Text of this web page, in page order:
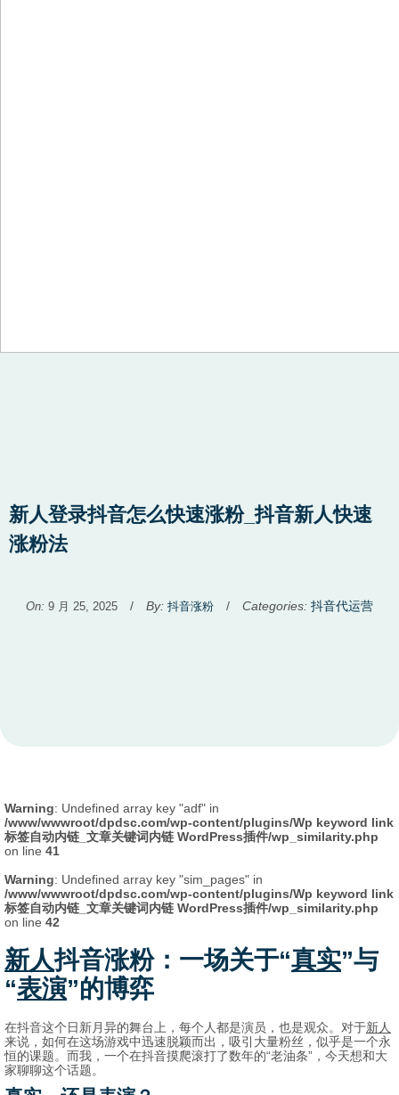
新人登录抖音怎么快速涨粉_抖音新人快速
涨粉法
On: 9 月 25, 2025 / By: 抖音涨粉 / Categories: Used
抖音代运营
Warning: Undefined array key "adf" in
/www/wwwroot/dpdsc.com/wp-content/plugins/Wp keyword link
标签自动内链_文章关键词内链 WordPress插件/wp_similarity.php
on line 41
Warning: Undefined array key "sim_pages" in
/www/wwwroot/dpdsc.com/wp-content/plugins/Wp keyword link
标签自动内链_文章关键词内链 WordPress插件/wp_similarity.php
on line 42
新人抖音涨粉：一场关于“真实”与
“表演”的博弈
在抖音这个日新月异的舞台上，每个人都是演员，也是观众。对于新人
来说，如何在这场游戏中迅速脱颖而出，吸引大量粉丝，似乎是一个永
恒的课题。而我，一个在抖音摸爬滚打了数年的“老油条”，今天想和大
家聊聊这个话题。